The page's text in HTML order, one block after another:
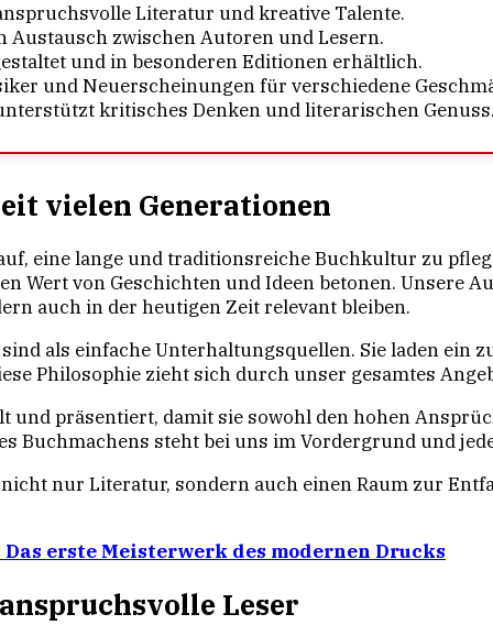
Literatur und kreative Talente.
Austausch zwischen Autoren und Lesern.
und in besonderen Editionen erhältlich.
und Neuerscheinungen für verschiedene
kritisches Denken und literarischen
vielen Generationen
eine lange und traditionsreiche Buchkultur zu
Wert von Geschichten und Ideen betonen. Unsere
auch in der heutigen Zeit relevant bleiben.
als einfache Unterhaltungsquellen. Sie laden ein
Philosophie zieht sich durch unser gesamtes
und präsentiert, damit sie sowohl den hohen
Buchmachens steht bei uns im Vordergrund und
nur Literatur, sondern auch einen Raum zur
erste Meisterwerk des modernen Drucks
Leser